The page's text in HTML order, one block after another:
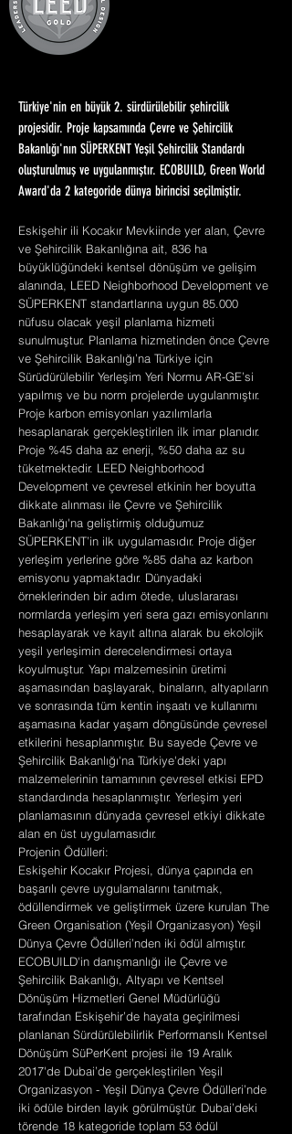
Türkiye'nin en büyük 2. sürdürülebilir şehircilik
projesidir. Proje kapsamında Çevre ve Şehircilik
Bakanlığı'nın SÜPERKENT Yeşil Şehircilik Standardı
oluşturulmuş ve uygulanmıştır. ECOBUILD, Green World
Award'da 2 kategoride dünya birincisi seçilmiştir.
Eskişehir ili Kocakır Mevkiinde yer alan, Çevre
ve Şehircilik Bakanlığına ait, 836 ha
büyüklüğündeki kentsel dönüşüm ve gelişim
alanında, LEED Neighborhood Development ve
SÜPERKENT standartlarına uygun 85.000
nüfusu olacak yeşil planlama hizmeti
sunulmuştur. Planlama hizmetinden önce Çevre
ve Şehircilik Bakanlığı’na Türkiye için
Sürüdürülebilir Yerleşim Yeri Normu AR-GE’si
yapılmış ve bu norm projelerde uygulanmıştır.
Proje karbon emisyonları yazılımlarla
hesaplanarak gerçekleştirilen ilk imar planıdır.
Proje %45 daha az enerji, %50 daha az su
tüketmektedir. LEED Neighborhood
Development ve çevresel etkinin her boyutta
dikkate alınması ile Çevre ve Şehircilik
Bakanlığı'na geliştirmiş olduğumuz
SÜPERKENT’in ilk uygulamasıdır. Proje diğer
yerleşim yerlerine göre %85 daha az karbon
emisyonu yapmaktadır. Dünyadaki
örneklerinden bir adım ötede, uluslararası
normlarda yerleşim yeri sera gazı emisyonlarını
hesaplayarak ve kayıt altına alarak bu ekolojik
yeşil yerleşimin derecelendirmesi ortaya
koyulmuştur. Yapı malzemesinin üretimi
aşamasından başlayarak, binaların, altyapıların
ve sonrasında tüm kentin inşaatı ve kullanımı
aşamasına kadar yaşam döngüsünde çevresel
etkilerini hesaplanmıştır. Bu sayede Çevre ve
Şehircilik Bakanlığı'na Türkiye'deki yapı
malzemelerinin tamamının çevresel etkisi EPD
standardında hesaplanmıştır. Yerleşim yeri
planlamasının dünyada çevresel etkiyi dikkate
alan en üst uygulamasıdır.
Projenin Ödülleri:
Eskişehir Kocakır Projesi, dünya çapında en
başarılı çevre uygulamalarını tanıtmak,
ödüllendirmek ve geliştirmek üzere kurulan The
Green Organisation (Yeşil Organizasyon) Yeşil
Dünya Çevre Ödülleri’nden iki ödül almıştır.
ECOBUILD'in danışmanlığı ile Çevre ve
Şehircilik Bakanlığı, Altyapı ve Kentsel
Dönüşüm Hizmetleri Genel Müdürlüğü
tarafından Eskişehir’de hayata geçirilmesi
planlanan Sürdürülebilirlik Performanslı Kentsel
Dönüşüm SüPerKent projesi ile 19 Aralık
2017'de Dubai’de gerçekleştirilen Yeşil
Organizasyon - Yeşil Dünya Çevre Ödülleri’nde
iki ödüle birden layık görülmüştür. Dubai’deki
törende 18 kategoride toplam 53 ödül